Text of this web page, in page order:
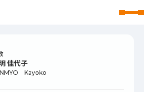
佳代子
Kayoko